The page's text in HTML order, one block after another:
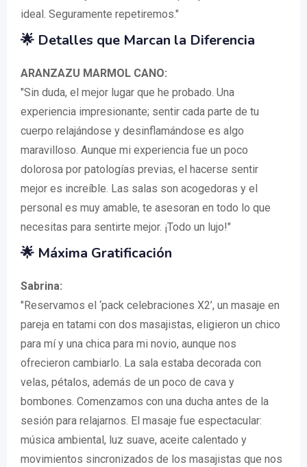
ideal. Seguramente repetiremos."
🌟 Detalles que Marcan la Diferencia
ARANZAZU MARMOL CANO:
"Sin duda, el mejor lugar que he probado. Una
experiencia impresionante; sentir cada parte de tu
cuerpo relajándose y desinflamándose es algo
maravilloso. Aunque mi experiencia fue un poco
dolorosa por patologías previas, el hacerse sentir
mejor es increíble. Las salas son acogedoras y el
personal es muy amable, te asesoran en todo lo que
necesitas para sentirte mejor. ¡Todo un lujo!"
🌟 Máxima Gratificación
Sabrina:
"Reservamos el ‘pack celebraciones X2’, un masaje en
pareja en tatami con dos masajistas, eligieron un chico
para mí y una chica para mi novio, aunque nos
ofrecieron cambiarlo. La sala estaba decorada con
velas, pétalos, además de un poco de cava y
bombones. Comenzamos con una ducha antes de la
sesión para relajarnos. El masaje fue espectacular:
música ambiental, luz suave, aceite calentado y
movimientos sincronizados de los masajistas que nos